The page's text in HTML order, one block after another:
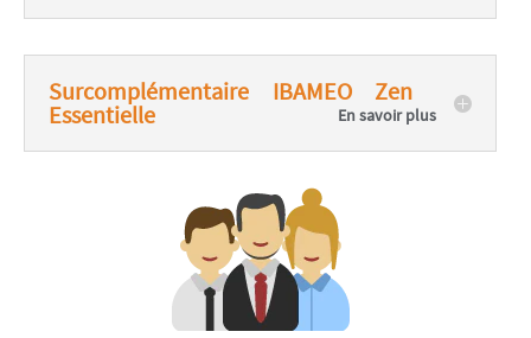
Surcomplémentaire IBAMEO Zen
Essentielle